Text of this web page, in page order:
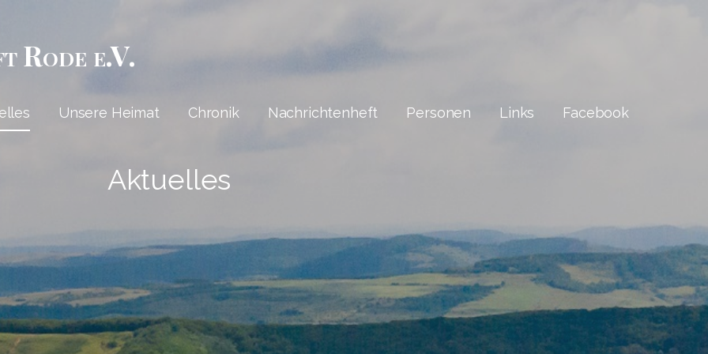
Rode e.V.
Unsere Heimat Chronik Nachrichtenheft Personen Links Facebook
Aktuelles